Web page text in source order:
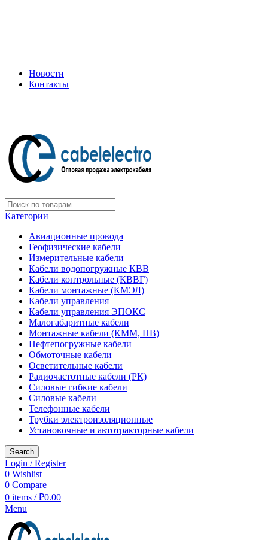
Новости
Контакты
Категории
Авиационные провода
Геофизические кабели
Измерительные кабели
Кабели водопогружные КВВ
Кабели контрольные (КВВГ)
Кабели монтажные (КМЭЛ)
Кабели управления
Кабели управления ЭПОКС
Малогабаритные кабели
Монтажные кабели (КММ, НВ)
Нефтепогружные кабели
Обмоточные кабели
Осветительные кабели
Радиочастотные кабели (РК)
Силовые гибкие кабели
Силовые кабели
Телефонные кабели
Трубки электроизоляционные
Установочные и автотракторные кабели
Search
Login / Register
0 Wishlist
0 Compare
0 items / ₽0.00
Menu